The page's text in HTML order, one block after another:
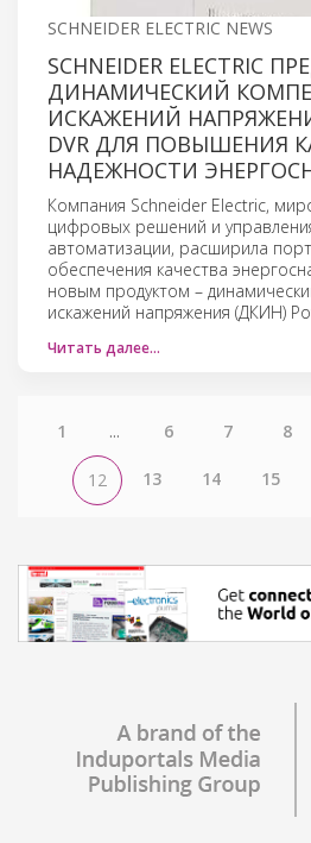
SCHNEIDER ELECTRIC NEWS
SCHNEIDER ELECTRIC
ДИНАМИЧЕСКИЙ
ИСКАЖЕНИЙ
DVR ДЛЯ ПОВЫШЕНИЯ
НАДЕЖНОСТИ
Компания Schneider Electric,
цифровых решений и
автоматизации, расширила
обеспечения качества
новым продуктом –
искажений напряжения (ДКИН)
Читать далее…
1 ... 6 7 8
12 13 14 15